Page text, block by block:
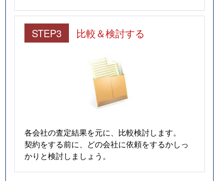
STEP3 比較＆検討する
各会社の査定結果を元に、比較検討します。
契約をする前に、どの会社に依頼をするかしっ
かりと検討しましょう。